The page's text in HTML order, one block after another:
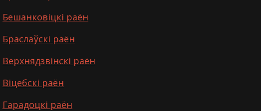
Бешанковіцкі раён
Браслаўскі раён
Верхнядзвінскі раён
Віцебскі раён
Гарадоцкі раён